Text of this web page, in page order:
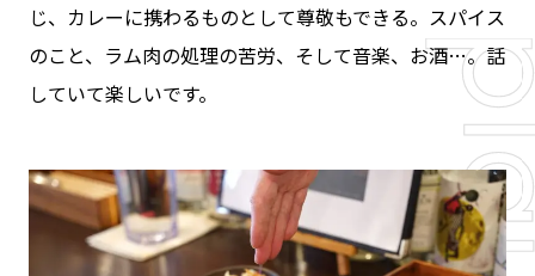
じ、カレーに携わるものとして尊敬もできる。スパイス
のこと、ラム肉の処理の苦労、そして音楽、お酒…。話
していて楽しいです。